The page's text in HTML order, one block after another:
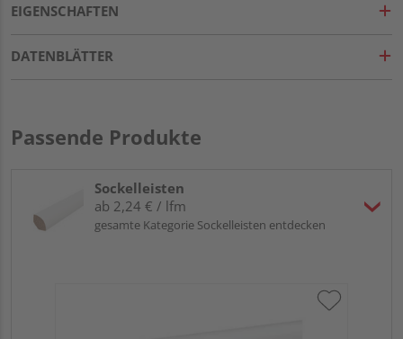
EIGENSCHAFTEN
DATENBLÄTTER
Passende Produkte
Sockelleisten
ab 2,24 € / lfm
gesamte Kategorie Sockelleisten entdecken